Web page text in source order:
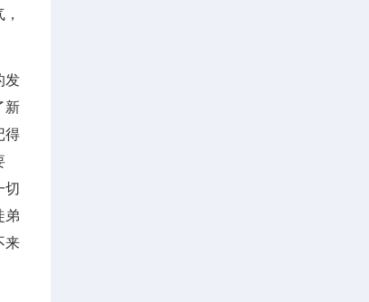
发
新
得
切
弟
来